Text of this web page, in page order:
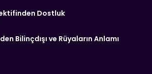
Dostluk
Bilinçdışı ve Rüyaların Anlamı